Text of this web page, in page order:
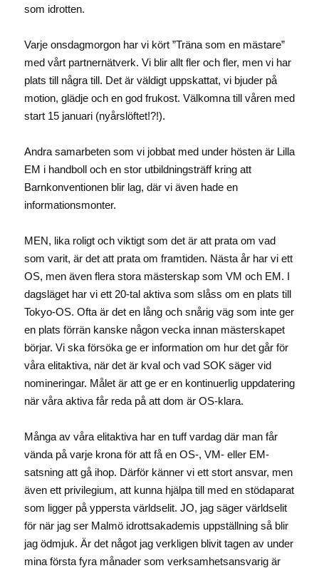
som idrotten.
Varje onsdagmorgon har vi kört ”Träna som en mästare”
med vårt partnernätverk. Vi blir allt fler och fler, men vi har
plats till några till. Det är väldigt uppskattat, vi bjuder på
motion, glädje och en god frukost. Välkomna till våren med
start 15 januari (nyårslöftet!?!).
Andra samarbeten som vi jobbat med under hösten är Lilla
EM i handboll och en stor utbildningsträff kring att
Barnkonventionen blir lag, där vi även hade en
informationsmonter.
MEN, lika roligt och viktigt som det är att prata om vad
som varit, är det att prata om framtiden. Nästa år har vi ett
OS, men även flera stora mästerskap som VM och EM. I
dagsläget har vi ett 20-tal aktiva som slåss om en plats till
Tokyo-OS. Ofta är det en lång och snårig väg som inte ger
en plats förrän kanske någon vecka innan mästerskapet
börjar. Vi ska försöka ge er information om hur det går för
våra elitaktiva, när det är kval och vad SOK säger vid
nomineringar. Målet är att ge er en kontinuerlig uppdatering
när våra aktiva får reda på att dom är OS-klara.
Många av våra elitaktiva har en tuff vardag där man får
vända på varje krona för att få en OS-, VM- eller EM-
satsning att gå ihop. Därför känner vi ett stort ansvar, men
även ett privilegium, att kunna hjälpa till med en stödaparat
som ligger på yppersta världselit. JO, jag säger världselit
för när jag ser Malmö idrottsakademis uppställning så blir
jag ödmjuk. Är det något jag verkligen blivit tagen av under
mina första fyra månader som verksamhetsansvarig är